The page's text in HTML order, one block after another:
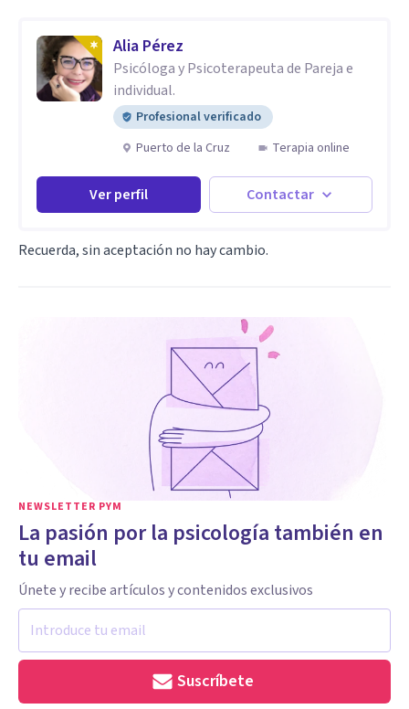
Alia Pérez
Psicóloga y Psicoterapeuta de Pareja e
individual.
Profesional verificado
Puerto de la Cruz
Terapia online
Ver perfil Contactar
Recuerda, sin aceptación no hay cambio.
NEWSLETTER PYM
La pasión por la psicología también en
tu email
Únete y recibe artículos y contenidos exclusivos
Suscríbete